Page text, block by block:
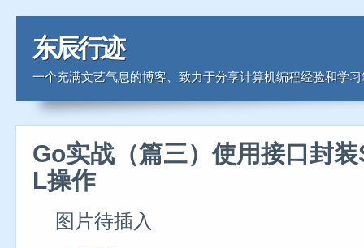
东辰行迹
一个充满文艺气息的博客、致力于分享计算机编程经验和学
Go实战（篇三）使用接口封装
L操作
图片待插入